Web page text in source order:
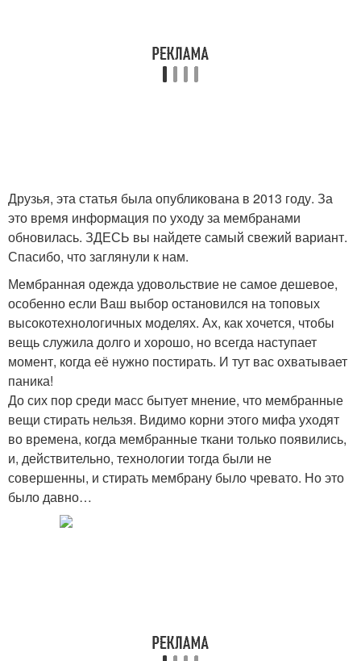
Друзья, эта статья была опубликована в 2013 году. За
это время информация по уходу за мембранами
обновилась. ЗДЕСЬ вы найдете самый свежий вариант.
Спасибо, что заглянули к нам.
Мембранная одежда удовольствие не самое дешевое,
особенно если Ваш выбор остановился на топовых
высокотехнологичных моделях. Ах, как хочется, чтобы
вещь служила долго и хорошо, но всегда наступает
момент, когда её нужно постирать. И тут вас охватывает
паника!
До сих пор среди масс бытует мнение, что мембранные
вещи стирать нельзя. Видимо корни этого мифа уходят
во времена, когда мембранные ткани только появились,
и, действительно, технологии тогда были не
совершенны, и стирать мембрану было чревато. Но это
было давно…